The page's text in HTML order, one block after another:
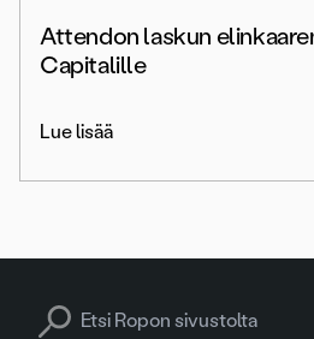
Attendon laskun
Capitalille
Lue lisää
Search for: